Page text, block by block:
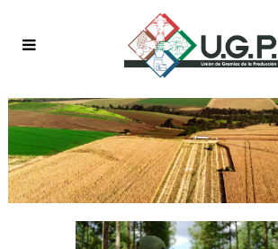
NOTICIAS